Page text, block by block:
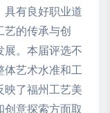
具有良好职业道
艺的传承与创
展。本届评选不
体艺术水准和工
映了福州工艺美
意探索方面取